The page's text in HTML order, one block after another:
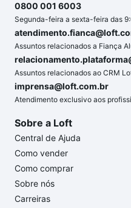
0800 001 6003
Segunda-feira a sexta-feira das
Assuntos relacionados a Fiança
Assuntos relacionados ao CRM
imprensa@loft.com.br
Atendimento exclusivo aos
Sobre a Loft
Central de Ajuda
Como vender
Como comprar
Sobre nós
Carreiras